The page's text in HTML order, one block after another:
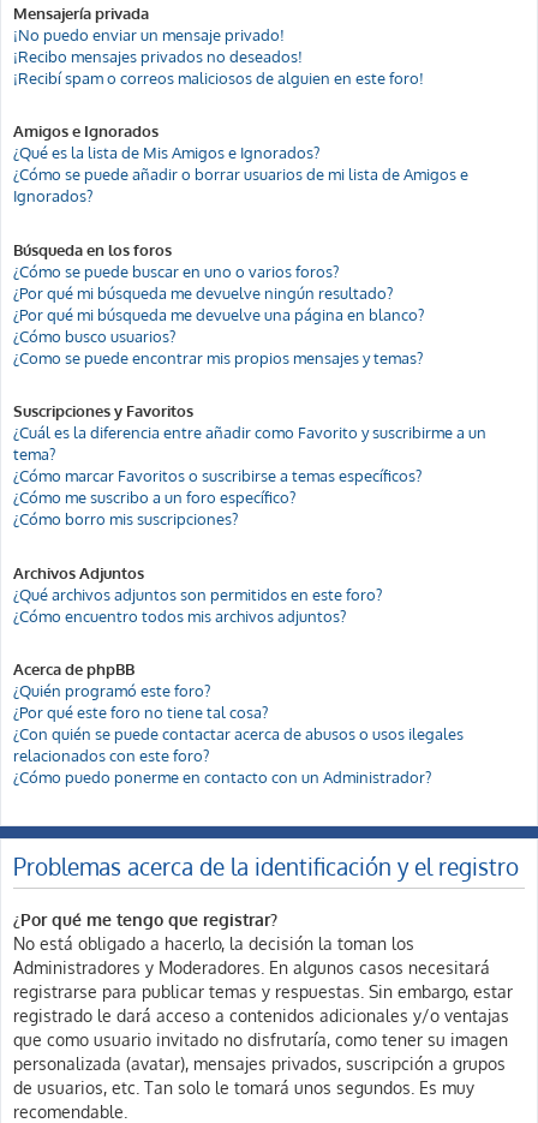
Mensajería privada
¡No puedo enviar un mensaje privado!
¡Recibo mensajes privados no deseados!
¡Recibí spam o correos maliciosos de alguien en este foro!
Amigos e Ignorados
¿Qué es la lista de Mis Amigos e Ignorados?
¿Cómo se puede añadir o borrar usuarios de mi lista de Amigos e
Ignorados?
Búsqueda en los foros
¿Cómo se puede buscar en uno o varios foros?
¿Por qué mi búsqueda me devuelve ningún resultado?
¿Por qué mi búsqueda me devuelve una página en blanco?
¿Cómo busco usuarios?
¿Como se puede encontrar mis propios mensajes y temas?
Suscripciones y Favoritos
¿Cuál es la diferencia entre añadir como Favorito y suscribirme a un
tema?
¿Cómo marcar Favoritos o suscribirse a temas específicos?
¿Cómo me suscribo a un foro específico?
¿Cómo borro mis suscripciones?
Archivos Adjuntos
¿Qué archivos adjuntos son permitidos en este foro?
¿Cómo encuentro todos mis archivos adjuntos?
Acerca de phpBB
¿Quién programó este foro?
¿Por qué este foro no tiene tal cosa?
¿Con quién se puede contactar acerca de abusos o usos ilegales
relacionados con este foro?
¿Cómo puedo ponerme en contacto con un Administrador?
Problemas acerca de la identificación y el registro
¿Por qué me tengo que registrar?
No está obligado a hacerlo, la decisión la toman los
Administradores y Moderadores. En algunos casos necesitará
registrarse para publicar temas y respuestas. Sin embargo, estar
registrado le dará acceso a contenidos adicionales y/o ventajas
que como usuario invitado no disfrutaría, como tener su imagen
personalizada (avatar), mensajes privados, suscripción a grupos
de usuarios, etc. Tan solo le tomará unos segundos. Es muy
recomendable.